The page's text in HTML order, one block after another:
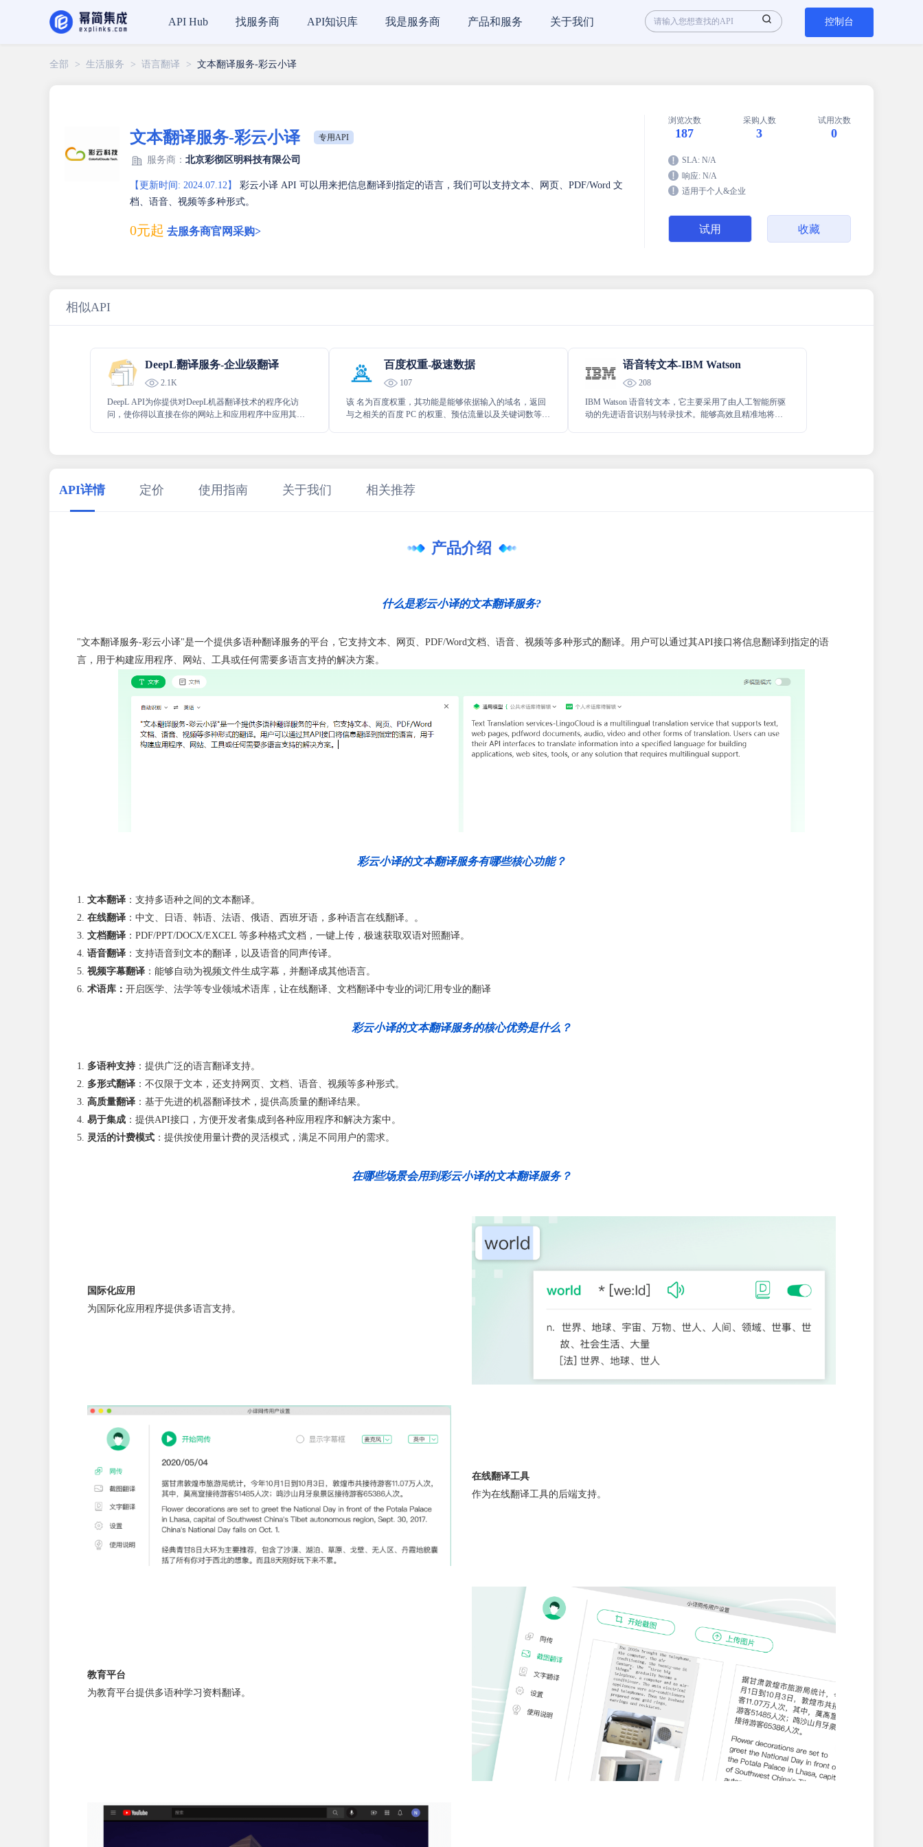
API Hub 找服务商 API知识库 我是服务商 产品和服务 关于我们 控制台
全部 > 生活服务 > 语言翻译 > 文本翻译服务-彩云小译
文本翻译服务-彩云小译 专用API
服务商： 北京彩彻区明科技有限公司
【更新时间: 2024.07.12】
彩云小译 API 可以用来把信息翻译到指定的语言，我们可以支持文本、网页、PDF/Word 文
档、语音、视频等多种形式。
0元起 去服务商官网采购>
浏览次数
187
采购人数
3
试用次数
0
SLA: N/A
响应: N/A
适用于个人&企业
试用 收藏
相似API
DeepL翻译服务-企业级翻译
2.1K
DeepL API为你提供对DeepL机器翻译技术的程序化访
问，使你得以直接在你的网站上和应用程序中应用其高
百度权重-极速数据
107
该 名为百度权重，其功能是能够依据输入的域名，返回
与之相关的百度 PC 的权重、预估流量以及关键词数等重
语音转文本-IBM Watson
208
IBM Watson 语音转文本，它主要采用了由人工智能所驱
动的先进语音识别与转录技术。能够高效且精准地将各
API详情 定价 使用指南 关于我们 相关推荐
产品介绍
什么是彩云小译的文本翻译服务?
"文本翻译服务-彩云小译"是一个提供多语种翻译服务的平台，它支持文本、网页、PDF/Word文档、语音、视频等多种形式的翻译。用户可以通过其API接口将信息翻译到指定的语
言，用于构建应用程序、网站、工具或任何需要多语言支持的解决方案。
彩云小译的文本翻译服务有哪些核心功能？
文本翻译 ：支持多语种之间的文本翻译。
在线翻译 ：中文、日语、韩语、法语、俄语、西班牙语，多种语言在线翻译。。
文档翻译 ：PDF/PPT/DOCX/EXCEL 等多种格式文档，一键上传，极速获取双语对照翻译。
语音翻译 ：支持语音到文本的翻译，以及语音的同声传译。
视频字幕翻译 ：能够自动为视频文件生成字幕，并翻译成其他语言。
术语库： 开启医学、法学等专业领域术语库，让在线翻译、文档翻译中专业的词汇用专业的翻译
彩云小译的文本翻译服务的核心优势是什么？
多语种支持 ：提供广泛的语言翻译支持。
多形式翻译 ：不仅限于文本，还支持网页、文档、语音、视频等多种形式。
高质量翻译 ：基于先进的机器翻译技术，提供高质量的翻译结果。
易于集成 ：提供API接口，方便开发者集成到各种应用程序和解决方案中。
灵活的计费模式 ：提供按使用量计费的灵活模式，满足不同用户的需求。
在哪些场景会用到彩云小译的文本翻译服务？
国际化应用
为国际化应用程序提供多语言支持。
在线翻译工具
作为在线翻译工具的后端支持。
教育平台
为教育平台提供多语种学习资料翻译。